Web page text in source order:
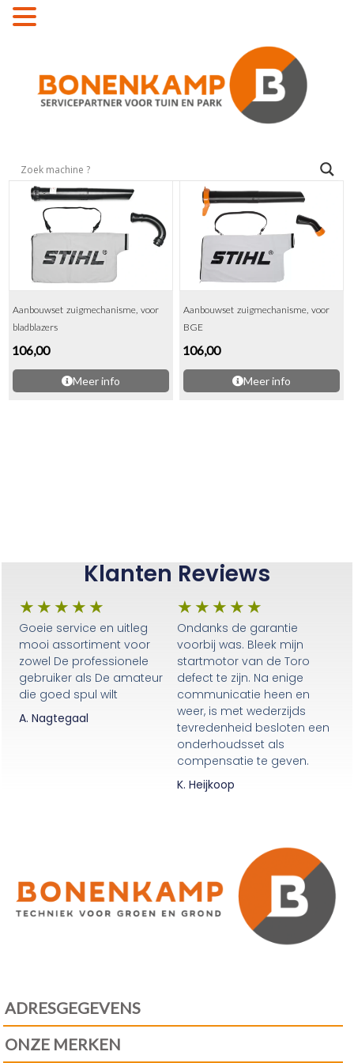
Aanbouwset zuigmechanisme, voor
bladblazers
106,00
Meer info
Aanbouwset zuigmechanisme, voor
BGE
106,00
Meer info
Klanten Reviews
★ ★ ★ ★ ★
Goeie service en uitleg
mooi assortiment voor
zowel De professionele
gebruiker als De amateur
die goed spul wilt
A. Nagtegaal
★ ★ ★ ★ ★
Ondanks de garantie
voorbij was. Bleek mijn
startmotor van de Toro
defect te zijn. Na enige
communicatie heen en
weer, is met wederzijds
tevredenheid besloten een
onderhoudsset als
compensatie te geven.
K. Heijkoop
ADRESGEGEVENS
ONZE MERKEN